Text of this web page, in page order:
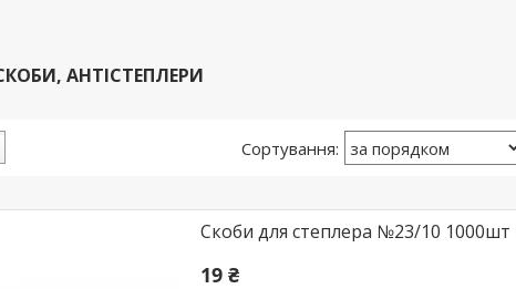
АНТІСТЕПЛЕРИ
Скоби для степлера №23/10 1000шт
19 ₴